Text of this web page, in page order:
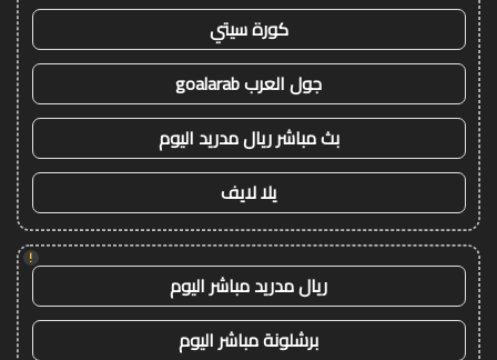
كورة سيتي
جول العرب goalarab
بث مباشر ريال مدريد اليوم
يلا لايف
!
ريال مدريد مباشر اليوم
برشلونة مباشر اليوم